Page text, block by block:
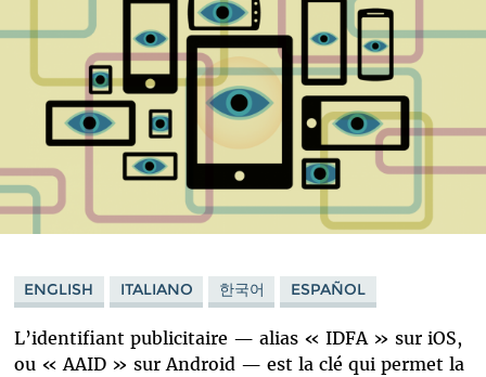
ENGLISH ITALIANO 한국어 ESPAÑOL
L’identifiant publicitaire — alias « IDFA » sur iOS,
ou « AAID » sur Android — est la clé qui permet la